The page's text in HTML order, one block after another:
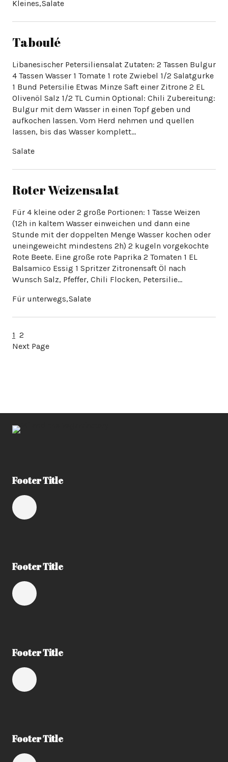
Taboulé
Libanesischer Petersiliensalat Zutaten: 2 Tassen Bulgur
4 Tassen Wasser 1 Tomate 1 rote Zwiebel 1/2 Salatgurke
1 Bund Petersilie Etwas Minze Saft einer Zitrone 2 EL
Olivenöl Salz 1/2 TL Cumin Optional: Chili Zubereitung:
Bulgur mit dem Wasser in einen Topf geben und
aufkochen lassen. Vom Herd nehmen und quellen
lassen, bis das Wasser komplett…
Roter Weizensalat
Für 4 kleine oder 2 große Portionen: 1 Tasse Weizen
(12h in kaltem Wasser einweichen und dann eine
Stunde mit der doppelten Menge Wasser kochen oder
uneingeweicht mindestens 2h) 2 kugeln vorgekochte
Rote Beete. Eine große rote Paprika 2 Tomaten 1 EL
Balsamico Essig 1 Spritzer Zitronensaft Öl nach
Wunsch Salz, Pfeffer, Chili Flocken, Petersilie…
1 2
Next Page
Footer Title
Footer Title
Footer Title
Footer Title